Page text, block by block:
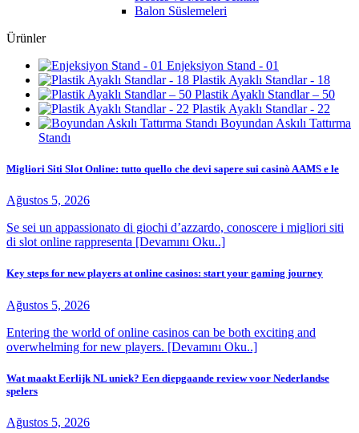
Balon Süslemeleri
Ürünler
Enjeksiyon Stand - 01
Plastik Ayaklı Standlar - 18
Plastik Ayaklı Standlar – 50
Plastik Ayaklı Standlar - 22
Boyundan Askılı Tattırma
Standı
Migliori Siti Slot Online: tutto quello che devi sapere sui casinò AAMS e le
Ağustos 5, 2026
Se sei un appassionato di giochi d’azzardo, conoscere i migliori siti
di slot online rappresenta [Devamını Oku..]
Key steps for new players at online casinos: start your gaming journey
Ağustos 5, 2026
Entering the world of online casinos can be both exciting and
overwhelming for new players. [Devamını Oku..]
Wat maakt Eerlijk NL uniek? Een diepgaande review voor Nederlandse
spelers
Ağustos 5, 2026